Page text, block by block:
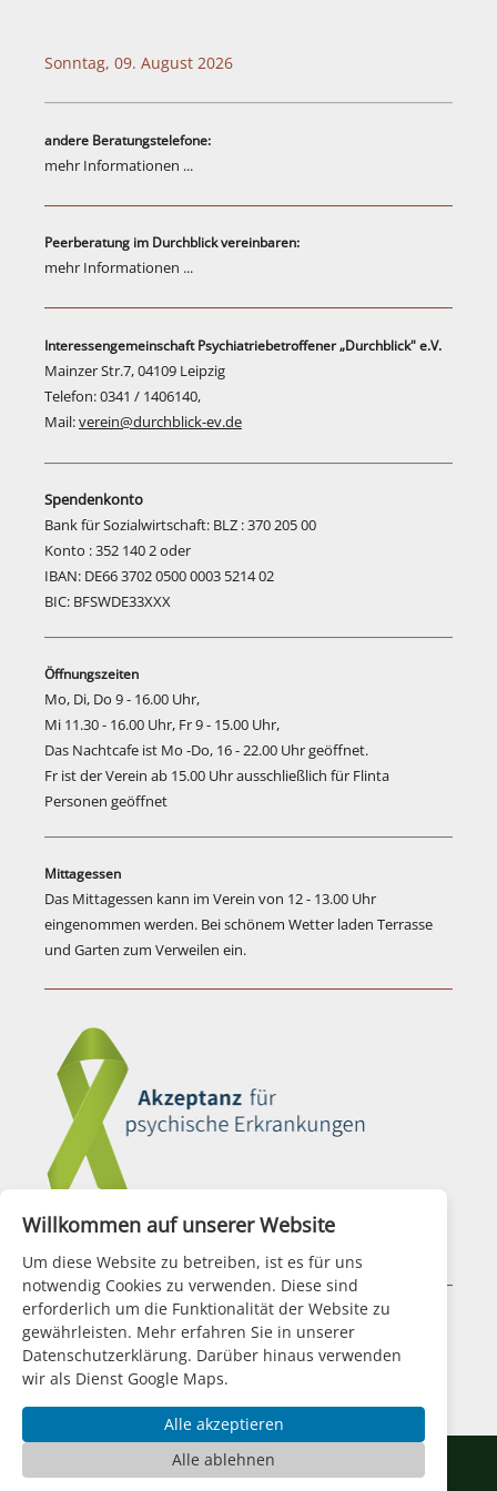
Psycho-Paten
Anfahrt
Sonntag, 09. August 2026
andere Beratungstelefone:
mehr Informationen ...
Peerberatung im Durchblick vereinbaren:
mehr Informationen ...
Interessengemeinschaft Psychiatriebetroffener „Durchblick" e.V.
Mainzer Str.7, 04109 Leipzig
Telefon: 0341 / 1406140,
Mail:verein@durchblick-ev.de
Spendenkonto
Bank für Sozialwirtschaft: BLZ : 370 205 00
Konto : 352 140 2 oder
IBAN: DE66 3702 0500 0003 5214 02
BIC: BFSWDE33XXX
Öffnungszeiten
Mo, Di, Do 9 - 16.00 Uhr,
Mi 11.30 - 16.00 Uhr, Fr 9 - 15.00 Uhr,
Das Nachtcafe ist Mo -Do, 16 - 22.00 Uhr geöffnet.
Fr ist der Verein ab 15.00 Uhr ausschließlich für Flinta
Personen geöffnet
Mittagessen
Das Mittagessen kann im Verein von 12 - 13.00 Uhr
eingenommen werden. Bei schönem Wetter laden Terrasse
und Garten zum Verweilen ein.
Impressum | Datenschutz| Disclaimer
© Durchblick e.V.
Willkommen auf unserer Website
Um diese Website zu betreiben, ist es für uns
notwendig Cookies zu verwenden. Diese sind
erforderlich um die Funktionalität der Website zu
gewährleisten. Mehr erfahren Sie in unserer
Datenschutzerklärung. Darüber hinaus verwenden
wir als Dienst Google Maps.
Alle akzeptieren
Alle ablehnen